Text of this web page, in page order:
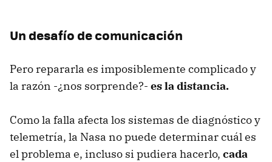
Un desafío de comunicación
Pero repararla es imposiblemente complicado y
la razón -¿nos sorprende?- es la distancia.
Como la falla afecta los sistemas de diagnóstico y
telemetría, la Nasa no puede determinar cuál es
el problema e, incluso si pudiera hacerlo, cada